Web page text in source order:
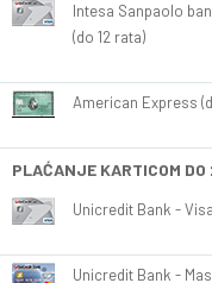
Intesa Sanpaolo
(do 12 rata)
American Express
PLAĆANJE KARTICOM
Unicredit Bank -
Unicredit Bank -